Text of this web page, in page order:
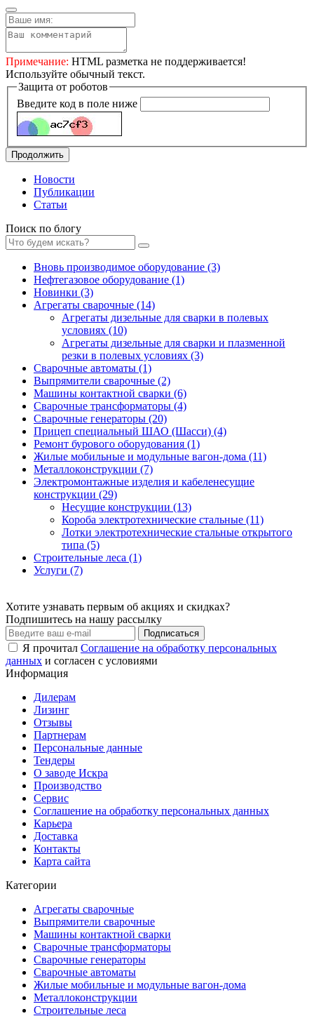
Примечание: HTML разметка не поддерживается!
Используйте обычный текст.
Защита от роботов
Введите код в поле ниже
Продолжить
Новости
Публикации
Статьи
Поиск по блогу
Вновь производимое оборудование (3)
Нефтегазовое оборудование (1)
Новинки (3)
Агрегаты сварочные (14)
Агрегаты дизельные для сварки в полевых
условиях (10)
Агрегаты дизельные для сварки и плазменной
резки в полевых условиях (3)
Сварочные автоматы (1)
Выпрямители сварочные (2)
Машины контактной сварки (6)
Сварочные трансформаторы (4)
Сварочные генераторы (20)
Прицеп специальный ШАО (Шасси) (4)
Ремонт бурового оборудования (1)
Жилые мобильные и модульные вагон-дома (11)
Металлоконструкции (7)
Электромонтажные изделия и кабеленесущие
конструкции (29)
Несущие конструкции (13)
Короба электротехнические стальные (11)
Лотки электротехнические стальные открытого
типа (5)
Строительные леса (1)
Услуги (7)
Хотите узнавать первым об акциях и скидках?
Подпишитесь на нашу рассылку
Подписаться
Я прочитал Соглашение на обработку персональных
данных и согласен с условиями
Информация
Дилерам
Лизинг
Отзывы
Партнерам
Персональные данные
Тендеры
О заводе Искра
Производство
Сервис
Соглашение на обработку персональных данных
Карьера
Доставка
Контакты
Карта сайта
Категории
Агрегаты сварочные
Выпрямители сварочные
Машины контактной сварки
Сварочные трансформаторы
Сварочные генераторы
Сварочные автоматы
Жилые мобильные и модульные вагон-дома
Металлоконструкции
Строительные леса